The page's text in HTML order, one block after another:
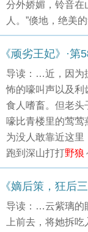
分外娇媚，铃音在
人。”倏地，绝美
《顽劣王妃》·第
导读：…近，因为
怖的嚎叫声以及利
食人嗜畜。但老头
嚎比青楼里的莺莺
为没人敢靠近这
跑到深山打打野狼
《嫡后策，狂后
导读：…云紫璃的
上前去，将她拆